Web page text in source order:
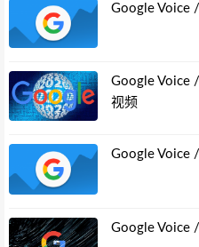
Google Voice
Google Voice
视频
Google Voice
Google Voice